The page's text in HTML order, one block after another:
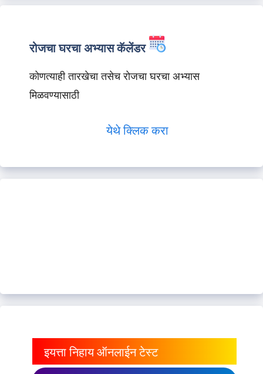
रोजचा घरचा अभ्यास कॅलेंडर
कोणत्याही तारखेचा तसेच रोजचा घरचा अभ्यास
मिळवण्यासाठी
येथे क्लिक करा
इयत्ता निहाय ऑनलाईन टेस्ट